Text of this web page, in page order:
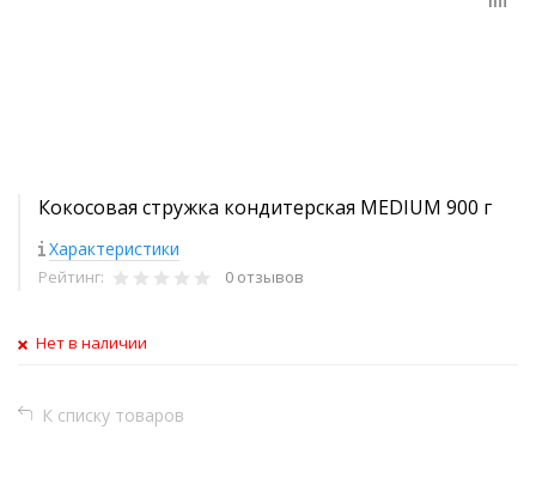
Кокосовая стружка кондитерская MEDIUM 900 г
Характеристики
Рейтинг: 0 отзывов
Нет в наличии
К списку товаров